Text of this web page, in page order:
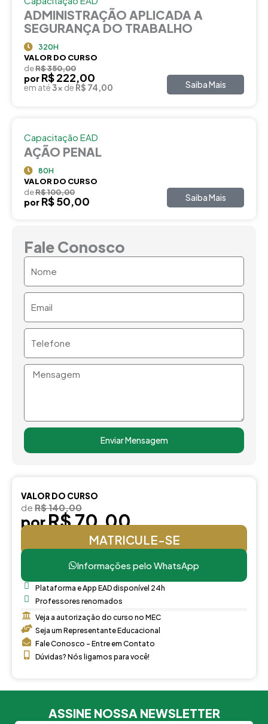
ADMINISTRAÇÃO APLICADA A
SEGURANÇA DO TRABALHO
320H
VALOR DO CURSO
deR$ 350,00
por R$ 222,00
em até3x de R$ 74,00 Saiba Mais
Capacitação EAD
AÇÃO PENAL
80H
VALOR DO CURSO
deR$ 100,00
por R$ 50,00 Saiba Mais
Fale Conosco
Mensagem
Enviar Mensagem
VALOR DO CURSO
de R$ 140,00
porR$ 70,00
MATRICULE-SE
Informações pelo WhatsApp
Plataforma e App EAD disponível 24h
Professores renomados
Veja a autorização do curso no MEC
Seja um Representante Educacional
Fale Conosco - Entre em Contato
Dúvidas? Nós ligamos para você!
ASSINE NOSSA NEWSLETTER